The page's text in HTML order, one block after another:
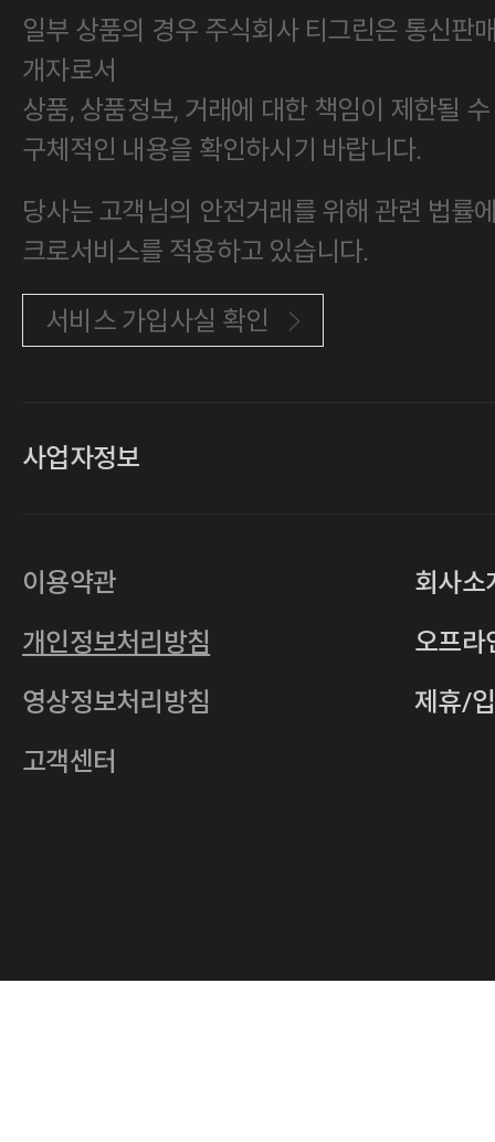
일부 상품의 경우 주식회사 티그린은 통신판
개자로서
상품, 상품정보, 거래에 대한 책임이 제한될
구체적인 내용을 확인하시기 바랍니다.
당사는 고객님의 안전거래를 위해 관련 법률
크로서비스를 적용하고 있습니다.
서비스 가입사실 확인
사업자정보
사업자등록번호
통신판매업 2011-서울중구-0149
주소 서울특별시 중구 다산로14길 12 (신당
호스팅사업자
이용약관
개인정보처리방침
영상정보처리방침
고객센터
회사소
오프라
제휴/